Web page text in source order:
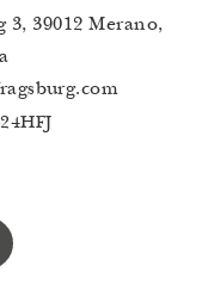
3, 39012 Merano,